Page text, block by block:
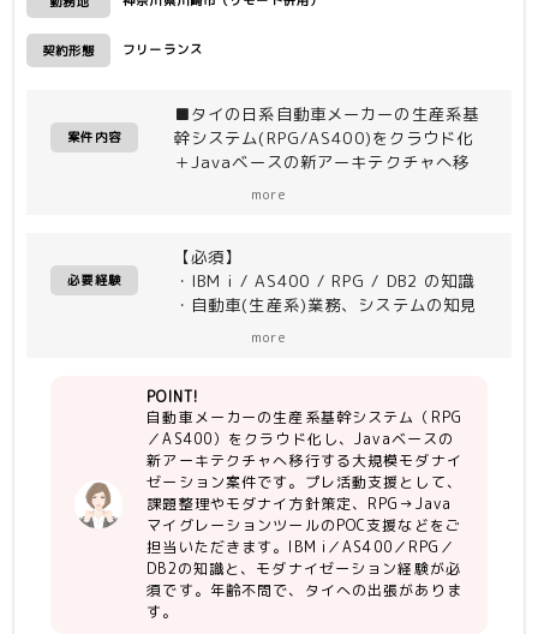
契約形態 フリーランス
案件内容
■タイの日系自動車メーカーの生産系基
幹システム(RPG/AS400)をクラウド化
＋Javaベースの新アーキテクチャへ移
表等の残った機能をJava化）
プレ活動支援ならびにアフターの支援
（要件定義から設計、モダナイゼーショ
・商談支援（課題可視化／モダナイ方針
策定／提案書執筆）
・業務／システム課題整理、ToBe像の
検討
・RPG → Java マイグレーションツー
ルのPOC支援
＜募集ポジション＞
・AS400有識者（RPG→Javaへの変換
more
必要経験
【必須】
・IBM i / AS400 / RPG / DB2 の知識
・自動車(生産系)業務、システムの知見
【尚可】
・英語でのコミュニケーション
・自動車モダナイゼーションプロジェク
ト経験（RPG→Java、COBOL→Java
等）
more
POINT!
自動車メーカーの生産系基幹システム（RPG
／AS400）をクラウド化し、Javaベースの
新アーキテクチャへ移行する大規模モダナイ
ゼーション案件です。プレ活動支援として、
課題整理やモダナイ方針策定、RPG→Java
マイグレーションツールのPOC支援などをご
担当いただきます。IBM i／AS400／RPG／
DB2の知識と、モダナイゼーション経験が必
須です。年齢不問で、タイへの出張がありま
す。